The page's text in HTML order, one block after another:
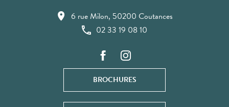
6 rue Milon, 50200 Coutances
02 33 19 08 10
BROCHURES